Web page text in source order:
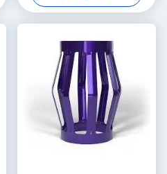
জন্য